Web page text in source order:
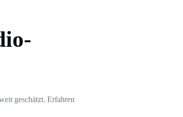
geschätzt. Erfahren